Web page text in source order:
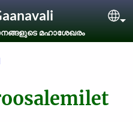
മഹാശേഖരം